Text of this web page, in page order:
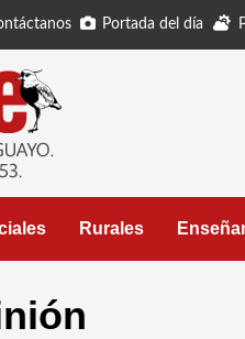
Portada del día
Rurales